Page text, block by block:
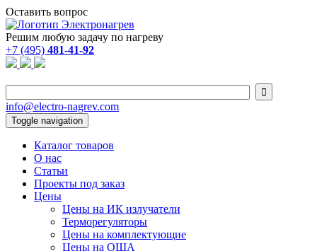
Оставить вопрос
Решим любую задачу по нагреву
+7 (495) 481-41-92

info@electro-nagrev.com
Toggle navigation
Каталог товаров
О нас
Статьи
Проекты под заказ
Цены
Цены на ИК излучатели
Терморегуляторы
Цены на комплектующие
Цены на ОША